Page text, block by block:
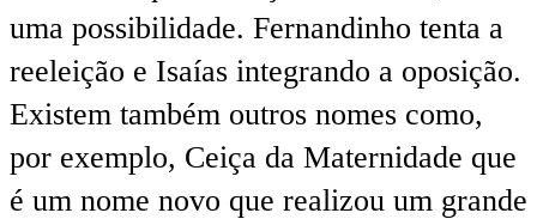
uma possibilidade. Fernandinho tenta a
reeleição e Isaías integrando a oposição.
Existem também outros nomes como,
por exemplo, Ceiça da Maternidade que
é um nome novo que realizou um grande